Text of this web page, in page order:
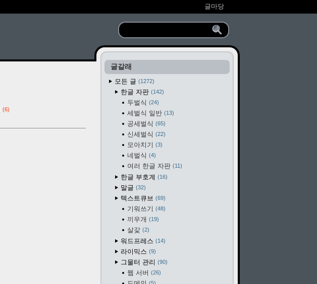
글마당
6
글갈래
모든 글
1272
한글 자판 142
두벌식 24
세벌식 일반 13
공세벌식 65
신세벌식 22
모아치기 3
네벌식 4
여러 한글 자판 11
한글 부호계 16
말글 32
텍스트큐브 69
기워쓰기 48
끼우개 19
살갗 2
워드프레스 14
라이믹스 9
그물터 관리 90
웹 서버 26